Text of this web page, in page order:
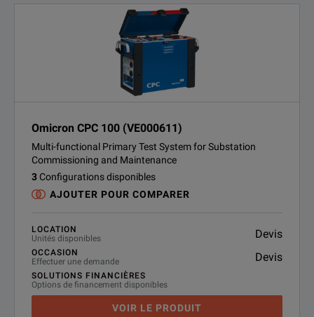
Omicron CPC 100 (VE000611)
Multi-functional Primary Test System for Substation
Commissioning and Maintenance
3 Configurations disponibles
AJOUTER POUR COMPARER
LOCATION
Unités disponibles
Devis
OCCASION
Effectuer une demande
Devis
SOLUTIONS FINANCIÈRES
Options de financement disponibles
VOIR LE PRODUIT